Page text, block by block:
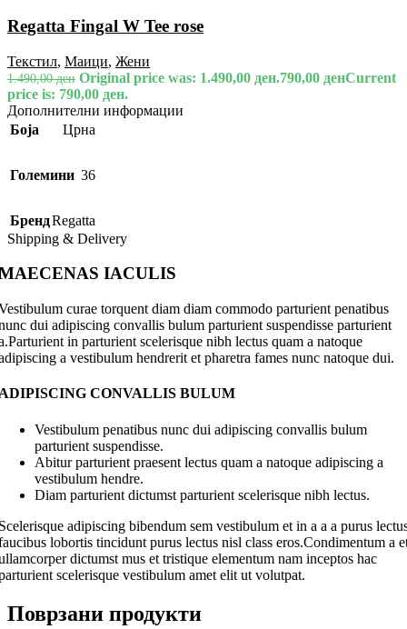
Regatta Fingal W Tee rose
Текстил, Маици, Жени
1.490,00ден Original price was: 1.490,00 ден.790,00 денCurrent
price is: 790,00 ден.
Дополнителни информации
Боја
Црна
Големини 36
БрендRegatta
Shipping & Delivery
IACULIS
curae torquent diam diam commodo parturient penatibus
dui adipiscing convallis bulum parturient suspendisse parturient
in parturient scelerisque nibh lectus quam a natoque
a vestibulum hendrerit et pharetra fames nunc natoque dui.
CONVALLIS BULUM
Vestibulum penatibus nunc dui adipiscing convallis bulum
parturient suspendisse.
Abitur parturient praesent lectus quam a natoque adipiscing a
vestibulum hendre.
Diam parturient dictumst parturient scelerisque nibh lectus.
adipiscing bibendum sem vestibulum et in a a a purus
lobortis tincidunt purus lectus nisl class eros.Condimentum a
dictumst mus et tristique elementum nam inceptos hac
scelerisque vestibulum amet elit ut volutpat.
Поврзани продукти